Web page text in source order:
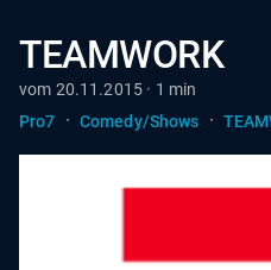
TEAMWORK
vom 20.11.2015 · 1 min
Pro7
· Comedy/Shows ·